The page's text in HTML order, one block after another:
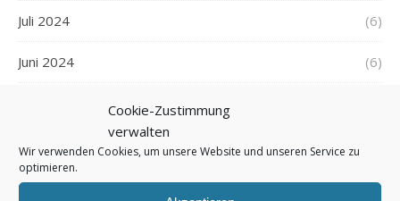
Cookie-Zustimmung
verwalten
Wir verwenden Cookies, um unsere Website und unseren Service zu
optimieren.
Juli 2024 (6)
Juni 2024 (6)
April 2024
März 2024 (6)